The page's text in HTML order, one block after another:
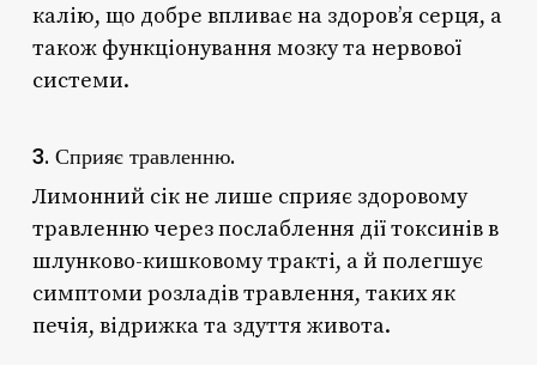
калію, що добре впливає на здоров’я серця, а
також функціонування мозку та нервової
системи.
3. Сприяє травленню.
Лимонний сік не лише сприяє здоровому
травленню через послаблення дії токсинів в
шлунково-кишковому тракті, а й полегшує
симптоми розладів травлення, таких як
печія, відрижка та здуття живота.